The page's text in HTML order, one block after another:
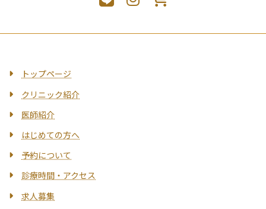
トップページ
クリニック紹介
医師紹介
はじめての方へ
予約について
診療時間・アクセス
求人募集